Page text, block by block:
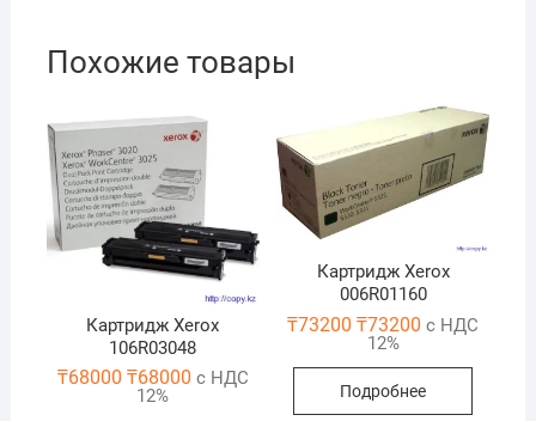
Похожие товары
Картридж Xerox
106R03048
₸68000 ₸68000 с НДС
12%
Картридж Xerox
006R01160
₸73200 ₸73200 с НДС
12%
Подробнее